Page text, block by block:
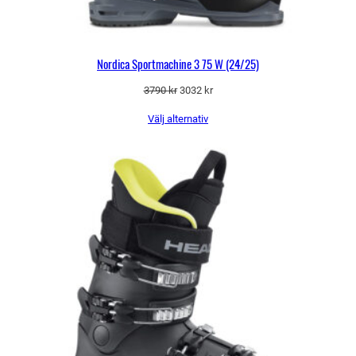
Nordica Sportmachine 3 75 W (24/25)
3790kr Det
priset
3790 kr.
3032 krDet
3032 kr.
Välj alternativ